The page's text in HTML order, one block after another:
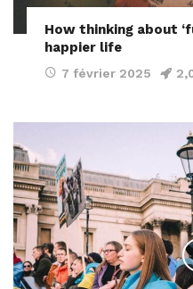
How thinking about
happier life
7 février 2025